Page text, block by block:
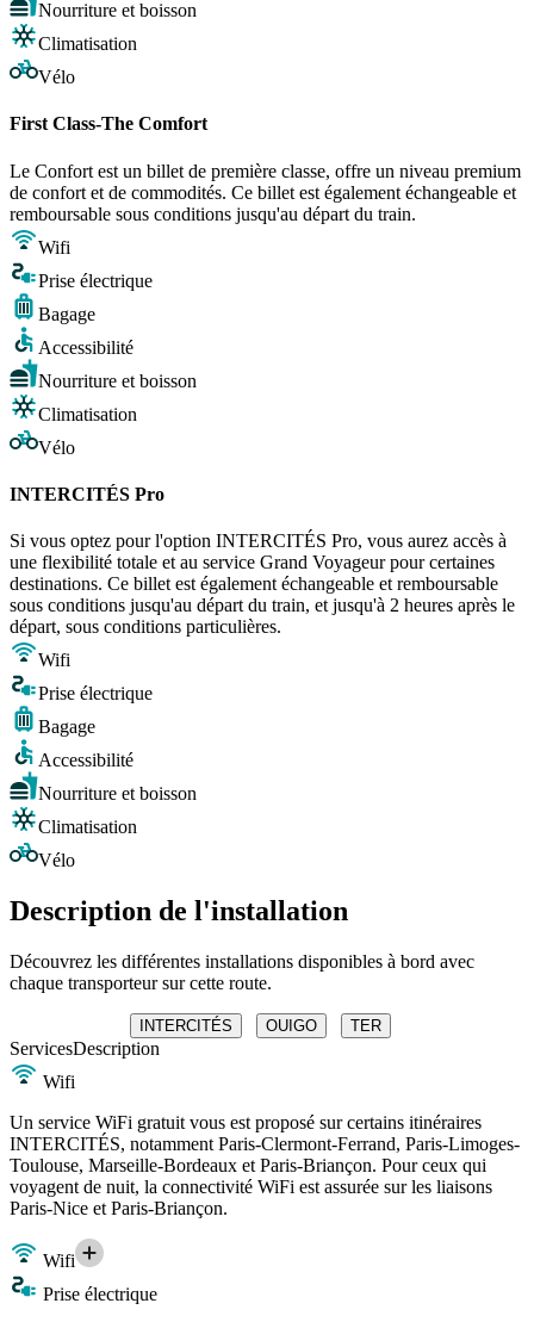
Nourriture et boisson
Climatisation
Vélo
First Class-The Comfort
Le Confort est un billet de première classe, offre un niveau premium
de confort et de commodités. Ce billet est également échangeable et
remboursable sous conditions jusqu'au départ du train.
Wifi
Prise électrique
Bagage
Accessibilité
Nourriture et boisson
Climatisation
Vélo
INTERCITÉS Pro
Si vous optez pour l'option INTERCITÉS Pro, vous aurez accès à
une flexibilité totale et au service Grand Voyageur pour certaines
destinations. Ce billet est également échangeable et remboursable
sous conditions jusqu'au départ du train, et jusqu'à 2 heures après le
départ, sous conditions particulières.
Wifi
Prise électrique
Bagage
Accessibilité
Nourriture et boisson
Climatisation
Vélo
Description de l'installation
Découvrez les différentes installations disponibles à bord avec
chaque transporteur sur cette route.
INTERCITÉS OUIGO TER
ServicesDescription
Wifi
Un service WiFi gratuit vous est proposé sur certains itinéraires
INTERCITÉS, notamment Paris-Clermont-Ferrand, Paris-Limoges-
Toulouse, Marseille-Bordeaux et Paris-Briançon. Pour ceux qui
voyagent de nuit, la connectivité WiFi est assurée sur les liaisons
Paris-Nice et Paris-Briançon.
Wifi
Prise électrique